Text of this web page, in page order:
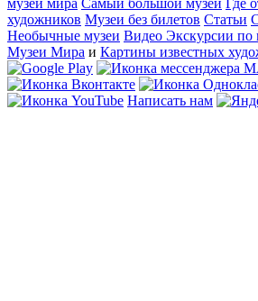
художников Музеи без билетов Статьи
Необычные музеи Видео Экскурсии по
Музеи Мира и Картины известных
Написать нам